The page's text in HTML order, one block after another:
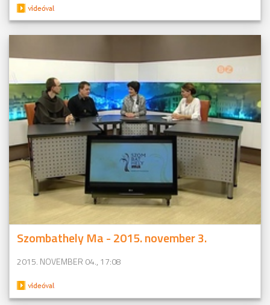
Szombathely Ma - 2015. november 3.
2015. NOVEMBER 04., 17:08